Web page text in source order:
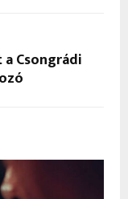
Csongrádi